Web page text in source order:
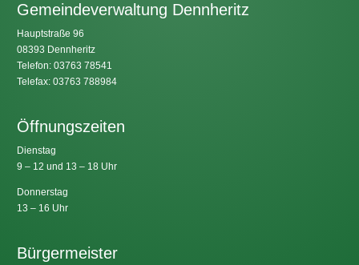
Gemeindeverwaltung Dennheritz
Hauptstraße 96
08393 Dennheritz
Telefon: 03763 78541
Telefax: 03763 788984
Öffnungszeiten
Dienstag
9 – 12 und 13 – 18 Uhr
Donnerstag
13 – 16 Uhr
Bürgermeister